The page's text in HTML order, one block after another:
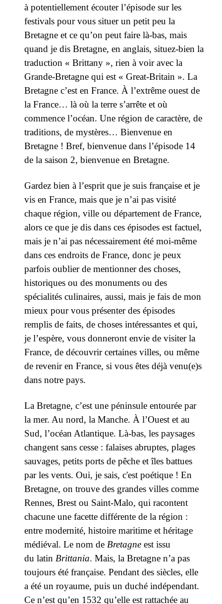
à potentiellement écouter l’épisode sur les
festivals pour vous situer un petit peu la
Bretagne et ce qu’on peut faire là-bas, mais
quand je dis Bretagne, en anglais, situez-bien la
traduction « Brittany », rien à voir avec la
Grande-Bretagne qui est « Great-Britain ». La
Bretagne c’est en France. À l’extrême ouest de
la France… là où la terre s’arrête et où
commence l’océan. Une région de caractère, de
traditions, de mystères… Bienvenue en
Bretagne ! Bref, bienvenue dans l’épisode 14
de la saison 2, bienvenue en Bretagne.
Gardez bien à l’esprit que je suis française et je
vis en France, mais que je n’ai pas visité
chaque région, ville ou département de France,
alors ce que je dis dans ces épisodes est factuel,
mais je n’ai pas nécessairement été moi-même
dans ces endroits de France, donc je peux
parfois oublier de mentionner des choses,
historiques ou des monuments ou des
spécialités culinaires, aussi, mais je fais de mon
mieux pour vous présenter des épisodes
remplis de faits, de choses intéressantes et qui,
je l’espère, vous donneront envie de visiter la
France, de découvrir certaines villes, ou même
de revenir en France, si vous êtes déjà venu(e)s
dans notre pays.
La Bretagne, c’est une péninsule entourée par
la mer. Au nord, la Manche. À l’Ouest et au
Sud, l’océan Atlantique. Là-bas, les paysages
changent sans cesse : falaises abruptes, plages
sauvages, petits ports de pêche et îles battues
par les vents. Oui, je sais, c'est poétique ! En
Bretagne, on trouve des grandes villes comme
Rennes, Brest ou Saint-Malo, qui racontent
chacune une facette différente de la région :
entre modernité, histoire maritime et héritage
médiéval. Le nom de Bretagne est issu
du latin Brittania. Mais, la Bretagne n’a pas
toujours été française. Pendant des siècles, elle
a été un royaume, puis un duché indépendant.
Ce n’est qu’en 1532 qu’elle est rattachée au